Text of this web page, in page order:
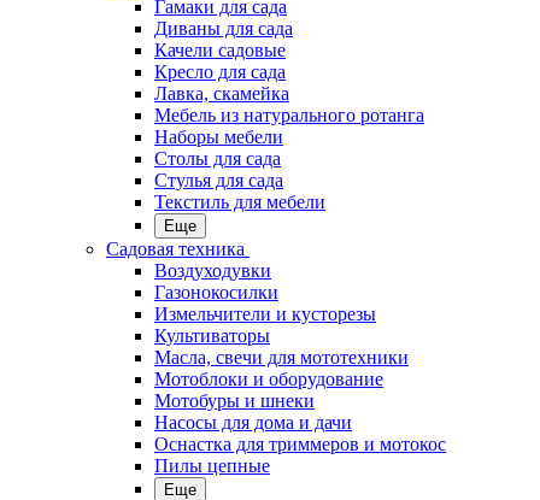
Гамаки для сада
Диваны для сада
Качели садовые
Кресло для сада
Лавка, скамейка
Мебель из натурального ротанга
Наборы мебели
Столы для сада
Стулья для сада
Текстиль для мебели
Еще
Садовая техника
Воздуходувки
Газонокосилки
Измельчители и кусторезы
Культиваторы
Масла, свечи для мототехники
Мотоблоки и оборудование
Мотобуры и шнеки
Насосы для дома и дачи
Оснастка для триммеров и мотокос
Пилы цепные
Еще